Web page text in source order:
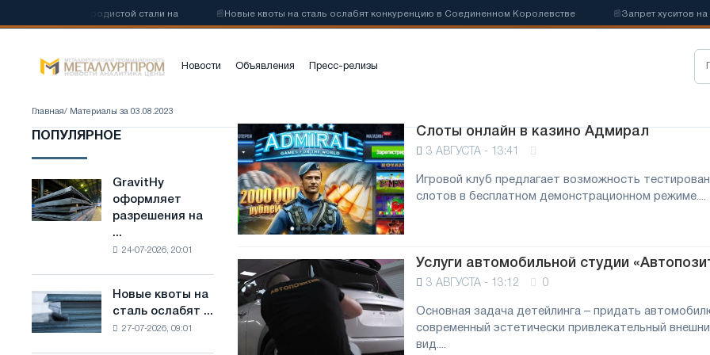
низкоуглеродистой стали на Новые квоты на сталь ослабят конкуренцию в Соединенном Королевстве Запрет хуситов на
Новости Объявления Пресс-релизы
Главная/ Материалы за 03.08.2023
ПОПУЛЯРНОЕ
GravitHy
оформляет
разрешения
строительство
производству
низкоуглеродистой
GravitHy
оформляет
разрешения на
...
24-07-2026, 20:01
Новые
квоты
на
Новые квоты на
сталь ослабят ...
27-07-2026, 09:01
Слоты
онлайн
в
казино
Адмирал
Слоты онлайн в казино Адмирал
3 АВГУСТА - 13:41
Игровой клуб предлагает возможность
слотов в бесплатном демонстрационном режиме....
Услуги
автомобильной
студии
«Автопозитив»
Услуги автомобильной студии
3 АВГУСТА - 13:12 0
Основная задача детейлинга – придать
современный эстетически привлекательный
вид....